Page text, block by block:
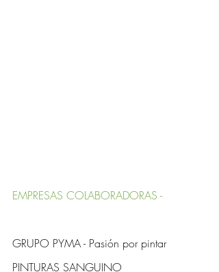
EMPRESAS COLABORADORAS -
GRUPO PYMA - Pasión por pintar
PINTURAS SANGUINO